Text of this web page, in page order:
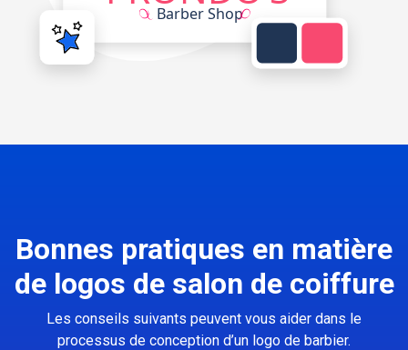
Bonnes pratiques en matière
de logos de salon de coiffure
Les conseils suivants peuvent vous aider dans le
processus de conception d’un logo de barbier.